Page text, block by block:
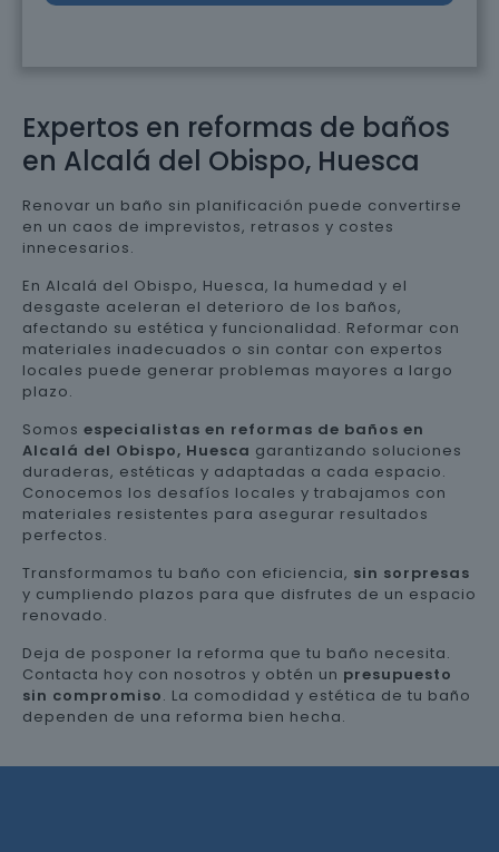
Expertos en reformas de baños
en Alcalá del Obispo, Huesca
Renovar un baño sin planificación puede convertirse
en un caos de imprevistos, retrasos y costes
innecesarios.
En Alcalá del Obispo, Huesca, la humedad y el
desgaste aceleran el deterioro de los baños,
afectando su estética y funcionalidad. Reformar con
materiales inadecuados o sin contar con expertos
locales puede generar problemas mayores a largo
plazo.
Somos especialistas en reformas de baños en
Alcalá del Obispo, Huesca garantizando soluciones
duraderas, estéticas y adaptadas a cada espacio.
Conocemos los desafíos locales y trabajamos con
materiales resistentes para asegurar resultados
perfectos.
Transformamos tu baño con eficiencia, sin sorpresas
y cumpliendo plazos para que disfrutes de un espacio
renovado.
Deja de posponer la reforma que tu baño necesita.
Contacta hoy con nosotros y obtén un presupuesto
sin compromiso. La comodidad y estética de tu baño
dependen de una reforma bien hecha.